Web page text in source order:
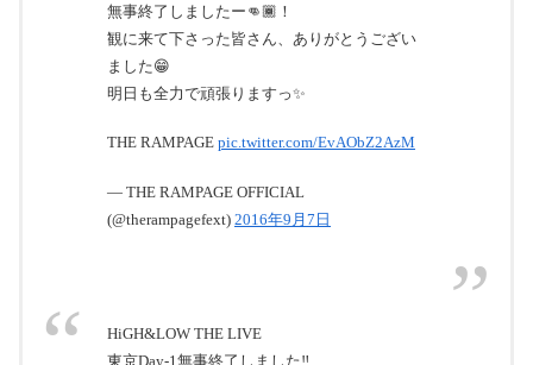
無事終了しましたー👊🏾！
観に来て下さった皆さん、ありがとうござい
ました😁
明日も全力で頑張りますっ✨
THE RAMPAGE pic.twitter.com/EvAObZ2AzM
— THE RAMPAGE OFFICIAL
(@therampagefext) 2016年9月7日
HiGH&LOW THE LIVE
東京Day-1無事終了しました‼️